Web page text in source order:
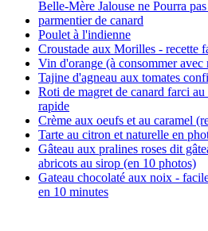
Belle-Mère Jalouse ne Pourra
parmentier de canard
Poulet à l'indienne
Croustade aux Morilles - recette
Vin d'orange (à consommer avec
Tajine d'agneau aux tomates
Roti de magret de canard farci
rapide
Crème aux oeufs et au caramel
Tarte au citron et naturelle en
Gâteau aux pralines roses dit
abricots au sirop (en 10 photos)
Gateau chocolaté aux noix -
en 10 minutes